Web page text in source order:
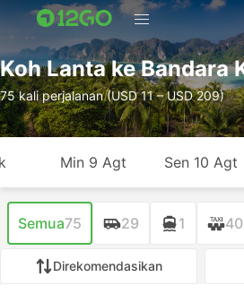
Koh Lanta ke Bandara
75 kali perjalanan (USD 11 – USD 209)
Min 9 Agt Sen 10 Agt
Semua75 29 1 40
Direkomendasikan